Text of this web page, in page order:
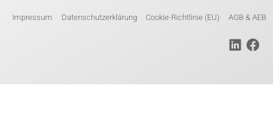
Impressum Datenschutzerklärung Cookie-Richtlinie (EU) AGB & AEB